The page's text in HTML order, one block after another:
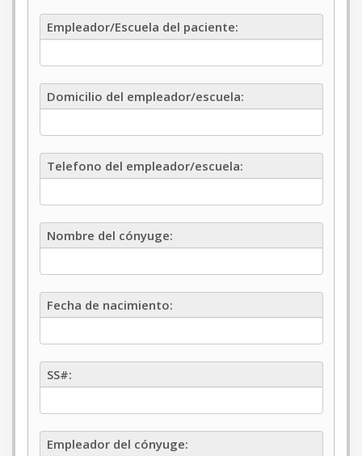
Empleador/Escuela
del
Empleador/Escuela del paciente:
Domicilio
del
Domicilio del empleador/escuela:
Telefono
del
Telefono del empleador/escuela:
Nombre
del
Nombre del cónyuge:
Fecha
deFecha de nacimiento:
SS#
SS#:
Empleador
del
Empleador del cónyuge: